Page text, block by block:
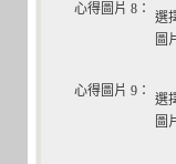
心得圖片 8：
選
圖
心得圖片 9：
選
圖